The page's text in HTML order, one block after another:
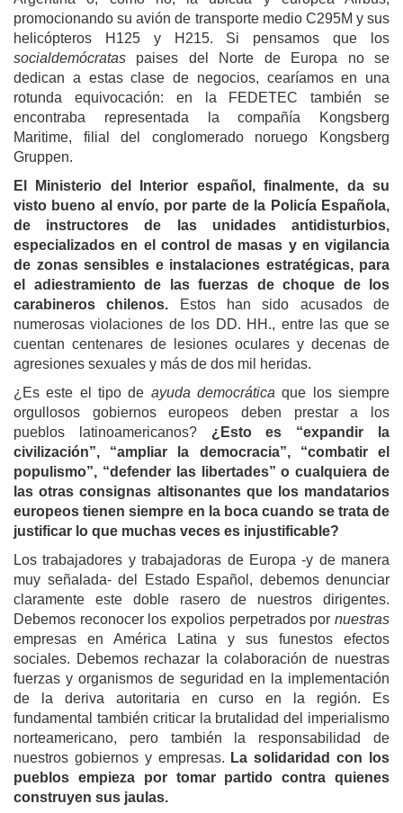
promocionando su avión de transporte medio C295M y sus
helicópteros H125 y H215. Si pensamos que los
socialdemócratas paises del Norte de Europa no se
dedican a estas clase de negocios, cearíamos en una
rotunda equivocación: en la FEDETEC también se
encontraba representada la compañía Kongsberg
Maritime, filial del conglomerado noruego Kongsberg
Gruppen.
El Ministerio del Interior español, finalmente, da su
visto bueno al envío, por parte de la Policía Española,
de instructores de las unidades antidisturbios,
especializados en el control de masas y en vigilancia
de zonas sensibles e instalaciones estratégicas, para
el adiestramiento de las fuerzas de choque de los
carabineros chilenos. Estos han sido acusados de
numerosas violaciones de los DD. HH., entre las que se
cuentan centenares de lesiones oculares y decenas de
agresiones sexuales y más de dos mil heridas.
¿Es este el tipo de ayuda democrática que los siempre
orgullosos gobiernos europeos deben prestar a los
pueblos latinoamericanos? ¿Esto es “expandir la
civilización”, “ampliar la democracia”, “combatir el
populismo”, “defender las libertades” o cualquiera de
las otras consignas altisonantes que los mandatarios
europeos tienen siempre en la boca cuando se trata de
justificar lo que muchas veces es injustificable?
Los trabajadores y trabajadoras de Europa -y de manera
muy señalada- del Estado Español, debemos denunciar
claramente este doble rasero de nuestros dirigentes.
Debemos reconocer los expolios perpetrados por nuestras
empresas en América Latina y sus funestos efectos
sociales. Debemos rechazar la colaboración de nuestras
fuerzas y organismos de seguridad en la implementación
de la deriva autoritaria en curso en la región. Es
fundamental también criticar la brutalidad del imperialismo
norteamericano, pero también la responsabilidad de
nuestros gobiernos y empresas. La solidaridad con los
pueblos empieza por tomar partido contra quienes
construyen sus jaulas.